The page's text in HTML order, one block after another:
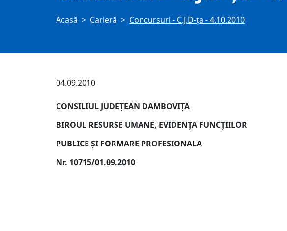
Acasă Carieră Concursuri - C.J.D-ţa - 4.10.2010
04.09.2010
CONSILIUL JUDEŢEAN DAMBOVIŢA
BIROUL RESURSE UMANE, EVIDENŢA FUNCŢIILOR
PUBLICE ŞI FORMARE PROFESIONALA
Nr. 10715/01.09.2010